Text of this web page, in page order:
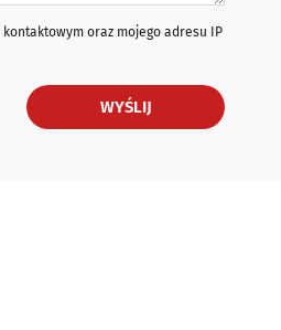
oraz mojego adresu IP
WYŚLIJ